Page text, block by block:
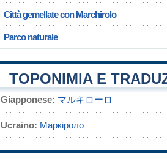
Città gemellate con Marchirolo
Parco naturale
TOPONIMIA E
Giapponese: マルキローロ
Ucraino: Маркіроло